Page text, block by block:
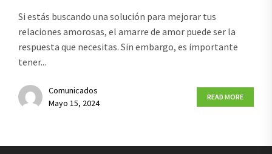
Si estás buscando una solución para mejorar tus
relaciones amorosas, el amarre de amor puede ser la
respuesta que necesitas. Sin embargo, es importante
tener...
Comunicados
Mayo 15, 2024
READ MORE